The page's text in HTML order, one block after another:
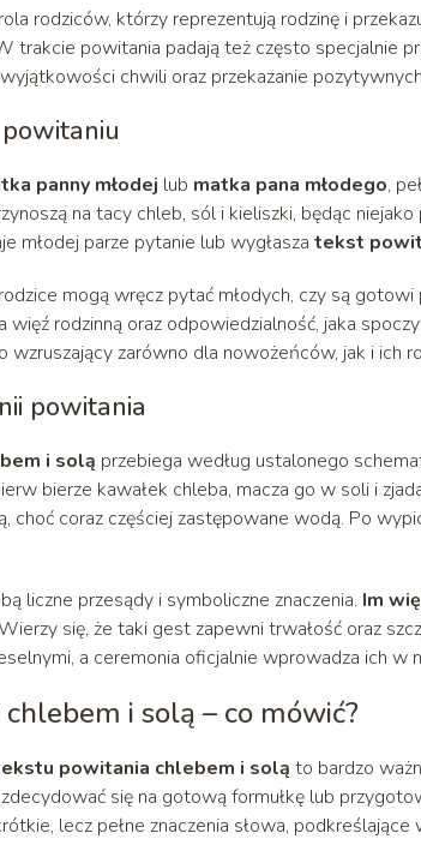
rodziców, którzy reprezentują rodzinę i
trakcie powitania padają też często specjalnie
chwili oraz przekazanie
panny młodej lub matka pana młodego,
na tacy chleb, sól i kieliszki, będąc
młodej parze pytanie lub wygłasza tekst
mogą wręcz pytać młodych, czy są gotowi
więź rodzinną oraz odpowiedzialność, jaka
zarówno dla nowożeńców, jak i ich
powitania
i solą przebiega według ustalonego
bierze kawałek chleba, macza go w soli i
choć coraz częściej zastępowane wodą. Po
liczne przesądy i symboliczne znaczenia. Im
się, że taki gest zapewni trwałość oraz
a ceremonia oficjalnie wprowadza ich w
i solą – co mówić?
powitania chlebem i solą to bardzo
się na gotową formułkę lub
lecz pełne znaczenia słowa,